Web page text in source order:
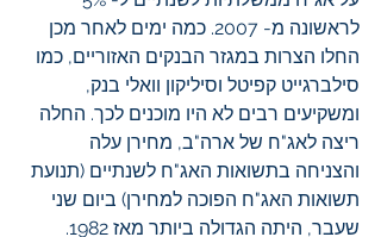
לראשונה מ- 2007. כמה ימים לאחר מכן
החלו הצרות במגזר הבנקים האזוריים, כמו
סילברגייט קפיטל וסיליקון וואלי בנק,
ומשקיעים רבים לא היו מוכנים לכך. החלה
ריצה לאג"ח של ארה"ב, מחירן עלה
והצניחה בתשואות האג"ח לשנתיים (תנועת
תשואות האג"ח הפוכה למחירן) ביום שני
שעבר, היתה הגדולה ביותר מאז 1982.